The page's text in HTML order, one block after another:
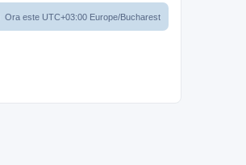
Ora este UTC+03:00 Europe/Bucharest